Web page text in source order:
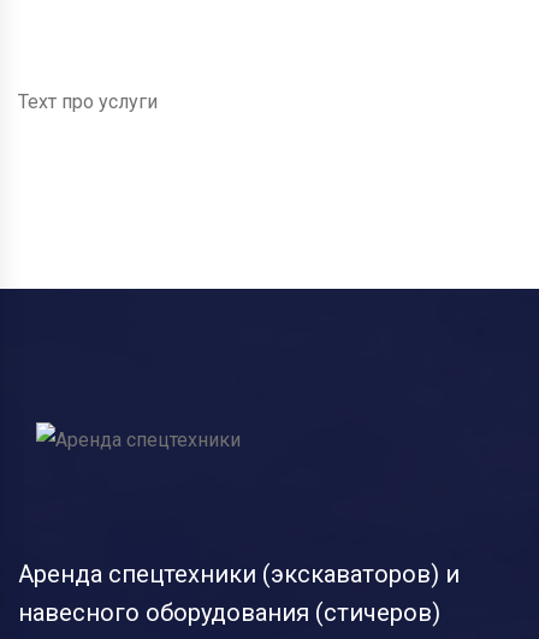
Техт про услуги
Аренда спецтехники (экскаваторов) и
навесного оборудования (стичеров)